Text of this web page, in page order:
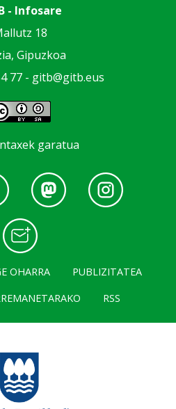
- Infosare
18
Gipuzkoa
77 - gitb@gitb.eus
garatua
OHARRA
PUBLIZITATEA
RSS